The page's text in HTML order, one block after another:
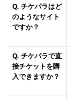
Q. チケパラはど
のようなサイト
ですか？
Q. チケパラで直
接チケットを購
入できますか？